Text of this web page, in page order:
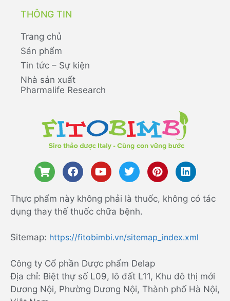
THÔNG TIN
Trang chủ
Sản phẩm
Tin tức – Sự kiện
Nhà sản xuất
Pharmalife Research
Thực phẩm này không phải là thuốc, không có tác
dụng thay thế thuốc chữa bệnh.
Sitemap: https://fitobimbi.vn/sitemap_index.xml
Công ty Cổ phần Dược phẩm Delap
Địa chỉ: Biệt thự số L09, lô đất L11, Khu đô thị mới
Dương Nội, Phường Dương Nội, Thành phố Hà Nội,